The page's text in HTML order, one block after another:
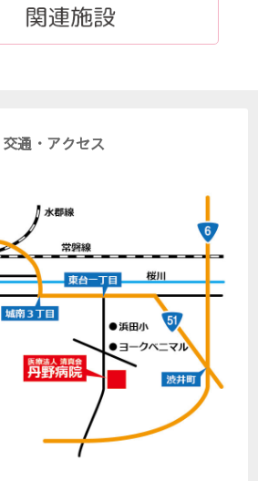
交通・アクセス